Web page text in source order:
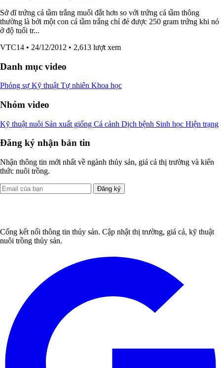
Sở dĩ trứng cá tầm trắng muối đắt hơn so với trứng cá tầm thông
thường là bởi một con cá tầm trắng chỉ đẻ được 250 gram trứng khi nó
ở độ tuổi tr...
VTC14 • 24/12/2012 • 2,613 lượt xem
Danh mục video
Phóng sự Kỹ thuật Tự nhiên Khoa học
Nhóm video
Kỹ thuật nuôi Sản xuất giống Cá cảnh Dịch bệnh Sinh học Hiện trạng
Đăng ký nhận bản tin
Nhận thông tin mới nhất về ngành thủy sản, giá cả thị trường và kiến
thức nuôi trồng.
Đăng ký
Cổng kết nối thông tin thủy sản. Cập nhật thị trường, giá cả, kỹ thuật
nuôi trồng thủy sản.